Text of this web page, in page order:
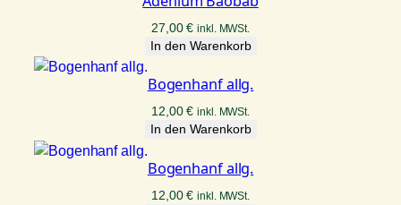
27,00€ inkl. MWSt.
In den Warenkorb
Bogenhanf allg.
12,00€ inkl. MWSt.
In den Warenkorb
Bogenhanf allg.
12,00€ inkl. MWSt.